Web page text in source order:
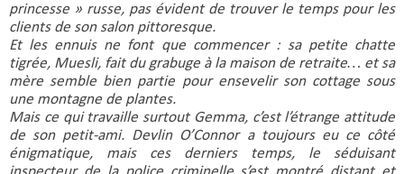
princesse » russe, pas évident de trouver le temps pour les
clients de son salon pittoresque.
Et les ennuis ne font que commencer : sa petite chatte
tigrée, Muesli, fait du grabuge à la maison de retraite… et sa
mère semble bien partie pour ensevelir son cottage sous
une montagne de plantes.
Mais ce qui travaille surtout Gemma, c’est l’étrange attitude
de son petit-ami. Devlin O’Connor a toujours eu ce côté
énigmatique, mais ces derniers temps, le séduisant